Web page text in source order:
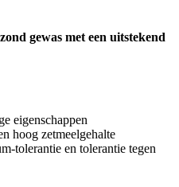
gewas met een uitstekend
eigenschappen
hoog zetmeelgehalte
tolerantie en tolerantie tegen